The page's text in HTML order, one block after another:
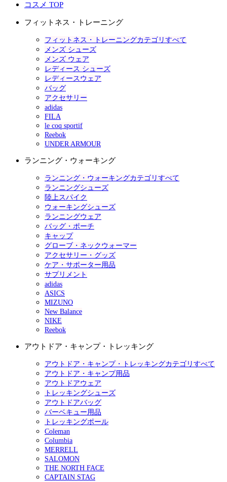
コスメ TOP
フィットネス・トレーニング
フィットネス・トレーニングカテゴリすべて
メンズ シューズ
メンズ ウェア
レディース シューズ
レディースウェア
バッグ
アクセサリー
adidas
FILA
le coq sportif
Reebok
UNDER ARMOUR
ランニング・ウォーキング
ランニング・ウォーキングカテゴリすべて
ランニングシューズ
陸上スパイク
ウォーキングシューズ
ランニングウェア
バッグ・ポーチ
キャップ
グローブ・ネックウォーマー
アクセサリー・グッズ
ケア・サポーター用品
サプリメント
adidas
ASICS
MIZUNO
New Balance
NIKE
Reebok
アウトドア・キャンプ・トレッキング
アウトドア・キャンプ・トレッキングカテゴリすべて
アウトドア・キャンプ用品
アウトドアウェア
トレッキングシューズ
アウトドアバッグ
バーベキュー用品
トレッキングポール
Coleman
Columbia
MERRELL
SALOMON
THE NORTH FACE
CAPTAIN STAG